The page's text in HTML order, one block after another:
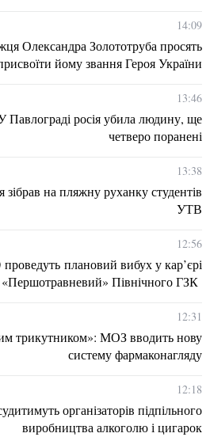
14:09
Олександра Золототруба просять
йому звання Героя України
13:46
Павлограді росія убила людину, ще
четверо поранені
13:38
зібрав на пляжну руханку студентів
УТВ
12:56
плановий вибух у кар’єрі
«Першотравневий» Північного ГЗК
12:31
трикутником»: МОЗ вводить нову
систему фармаконагляду
12:18
організаторів підпільного
виробництва алкоголю і цигарок